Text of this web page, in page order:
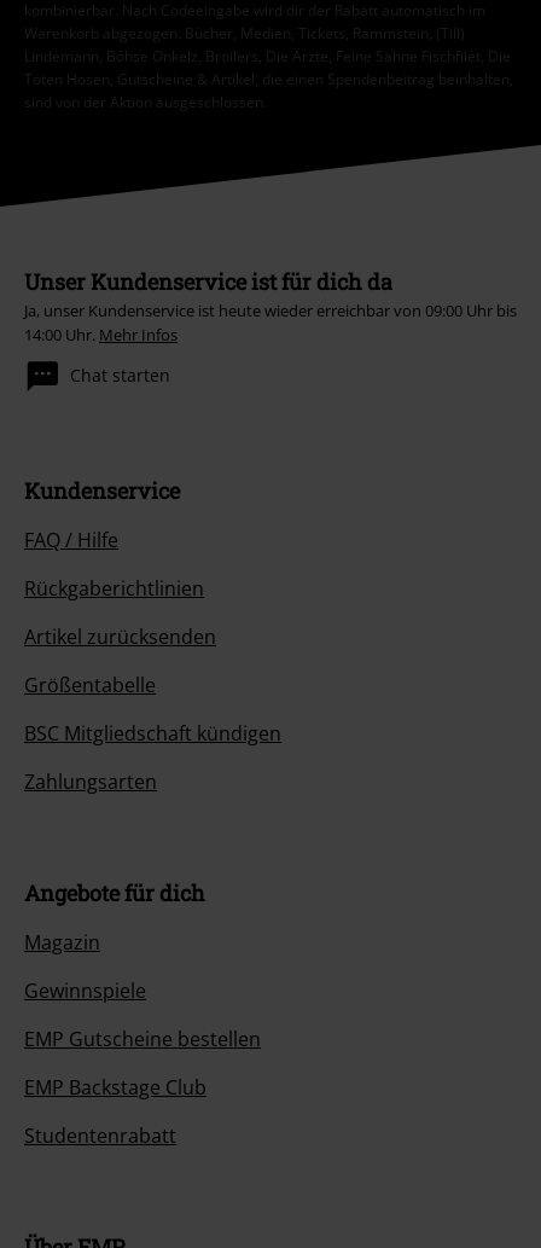
kombinierbar. Nach Codeeingabe wird dir der Rabatt automatisch im
Warenkorb abgezogen. Bücher, Medien, Tickets, Rammstein, (Till)
Lindemann, Böhse Onkelz, Broilers, Die Ärzte, Feine Sahne Fischfilet, Die
Toten Hosen, Gutscheine & Artikel, die einen Spendenbeitrag beinhalten,
sind von der Aktion ausgeschlossen.
Unser Kundenservice ist für dich da
Ja, unser Kundenservice ist heute wieder erreichbar von 09:00 Uhr bis
14:00 Uhr. Mehr Infos
Chat starten
Kundenservice
FAQ / Hilfe
Rückgaberichtlinien
Artikel zurücksenden
Größentabelle
BSC Mitgliedschaft kündigen
Zahlungsarten
Angebote für dich
Magazin
Gewinnspiele
EMP Gutscheine bestellen
EMP Backstage Club
Studentenrabatt